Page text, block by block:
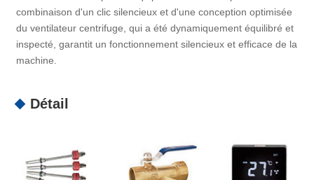
combinaison d'un clic silencieux et d'une conception optimisée
du ventilateur centrifuge, qui a été dynamiquement équilibré et
inspecté, garantit un fonctionnement silencieux et efficace de la
machine.
Détail